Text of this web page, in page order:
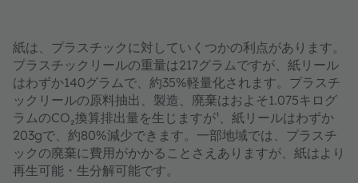
紙は、プラスチックに対していくつかの利点があります。
プラスチックリールの重量は217グラムですが、紙リール
はわずか140グラムで、約35%軽量化されます。プラスチ
ックリールの原料抽出、製造、廃棄はおよそ1.075キログ
ラムのCO₂換算排出量を生じますが¹、紙リールはわずか
203gで、約80%減少できます。一部地域では、プラスチ
ックの廃棄に費用がかかることさえありますが、紙はより
再生可能・生分解可能です。